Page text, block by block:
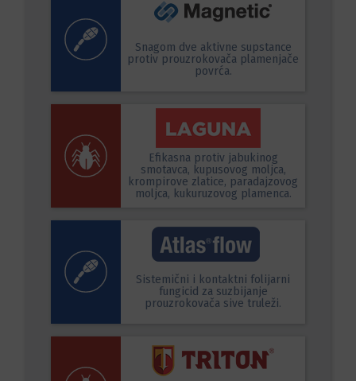
Snagom dve aktivne supstance
protiv prouzrokovača plamenjače
povrća.
Efikasna protiv jabukinog
smotavca, kupusovog moljca,
krompirove zlatice, paradajzovog
moljca, kukuruzovog plamenca.
Sistemični i kontaktni folijarni
fungicid za suzbijanje
prouzrokovača sive truleži.